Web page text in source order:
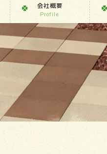
会社概要
Profile